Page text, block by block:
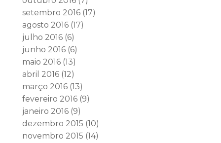
setembro 2016(17)
agosto 2016(17)
julho 2016(6)
junho 2016(6)
maio 2016(13)
abril 2016(12)
março 2016(13)
fevereiro 2016(9)
janeiro 2016(9)
dezembro 2015 (10)
novembro 2015 (14)